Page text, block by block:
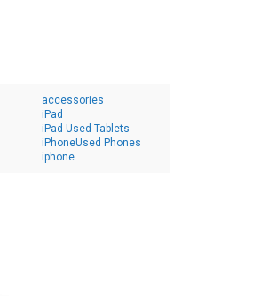
accessories
iPad
iPad Used Tablets
iPhoneUsed Phones
iphone